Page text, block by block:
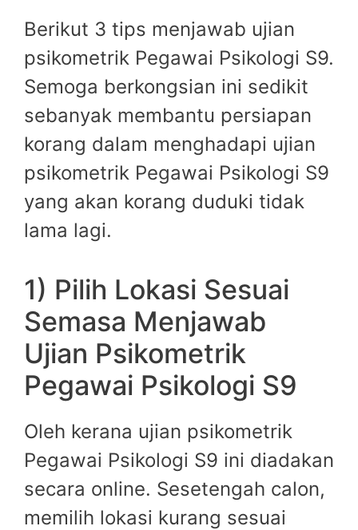
Berikut 3 tips menjawab ujian
psikometrik Pegawai Psikologi S9.
Semoga berkongsian ini sedikit
sebanyak membantu persiapan
korang dalam menghadapi ujian
psikometrik Pegawai Psikologi S9
yang akan korang duduki tidak
lama lagi.
1) Pilih Lokasi Sesuai
Semasa Menjawab
Ujian Psikometrik
Pegawai Psikologi S9
Oleh kerana ujian psikometrik
Pegawai Psikologi S9 ini diadakan
secara online. Sesetengah calon,
memilih lokasi kurang sesuai